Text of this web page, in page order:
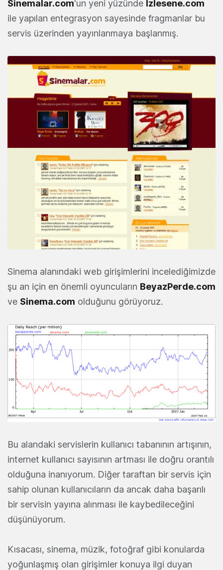
Sinemalar.com'un yeni yüzünde İzlesene.com
ile yapılan entegrasyon sayesinde fragmanlar bu
servis üzerinden yayınlanmaya başlanmış.
Sinema alanındaki web girişimlerini incelediğimizde
şu an için en önemli oyuncuların BeyazPerde.com
ve Sinema.com olduğunu görüyoruz.
Bu alandaki servislerin kullanıcı tabanının artışının,
internet kullanıcı sayısının artması ile doğru orantılı
olduğuna inanıyorum. Diğer taraftan bir servis için
sahip olunan kullanıcıların da ancak daha başarılı
bir servisin yayına alınması ile kaybedileceğini
düşünüyorum.
Kısacası, sinema, müzik, fotoğraf gibi konularda
yoğunlaşmış olan girişimler konuya ilgi duyan